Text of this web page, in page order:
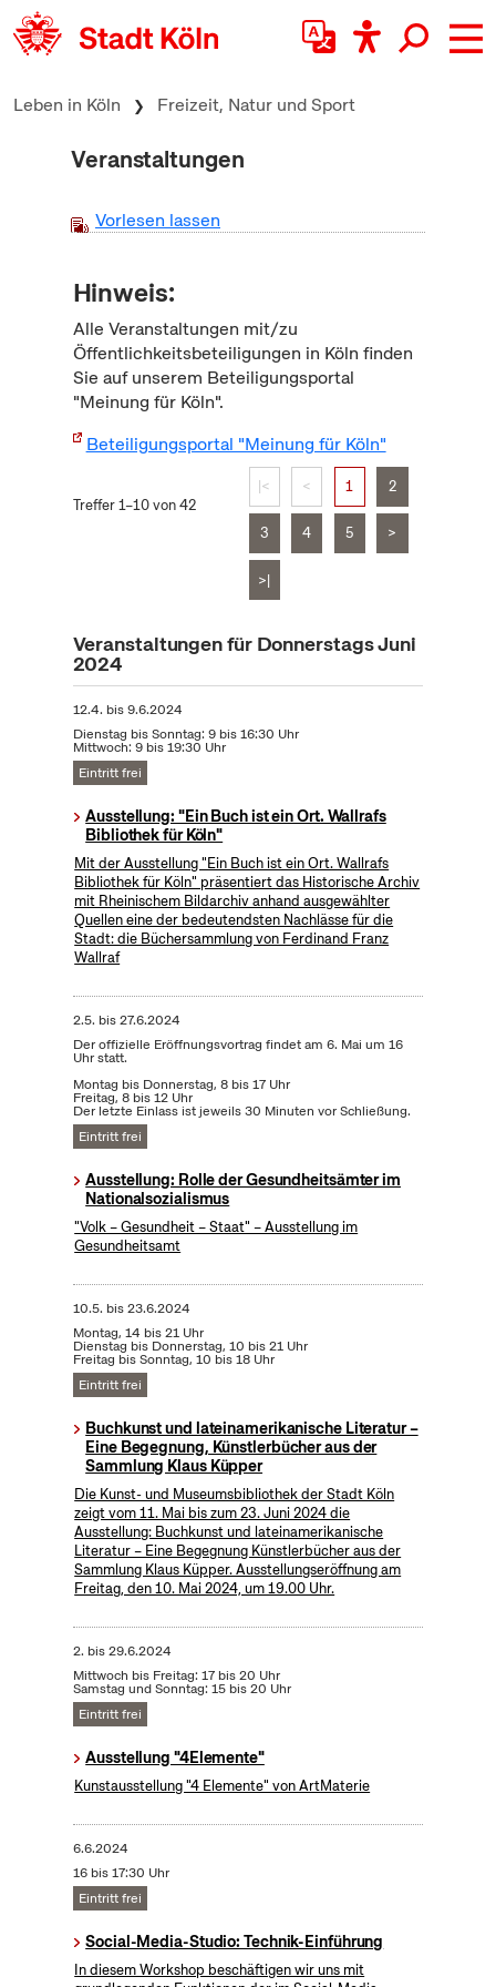
zum Inhalt springen
Leben in Köln Freizeit, Natur und Sport
Veranstaltungen
Vorlesen lassen
Hinweis:
Alle Veranstaltungen mit/zu
Öffentlichkeitsbeteiligungen in Köln finden
Sie auf unserem Beteiligungsportal
"Meinung für Köln".
Beteiligungsportal "Meinung für Köln"
Treffer 1–10 von 42
|< < 1 2
3 4 5 >
>|
Veranstaltungen für Donnerstags Juni
2024
12.4. bis9.6.2024
Dienstag bis Sonntag: 9 bis 16:30 Uhr
Mittwoch: 9 bis 19:30 Uhr
Eintritt frei
Ausstellung: "Ein Buch ist ein Ort. Wallrafs
Bibliothek für Köln"
Mit der Ausstellung "Ein Buch ist ein Ort. Wallrafs
Bibliothek für Köln" präsentiert das Historische Archiv
mit Rheinischem Bildarchiv anhand ausgewählter
Quellen eine der bedeutendsten Nachlässe für die
Stadt: die Büchersammlung von Ferdinand Franz
Wallraf
2.5. bis27.6.2024
Der offizielle Eröffnungsvortrag findet am 6. Mai um 16
Uhr statt.
Montag bis Donnerstag, 8 bis 17 Uhr
Freitag, 8 bis 12 Uhr
Der letzte Einlass ist jeweils 30 Minuten vor Schließung.
Eintritt frei
Ausstellung: Rolle der Gesundheitsämter im
Nationalsozialismus
"Volk – Gesundheit – Staat" – Ausstellung im
Gesundheitsamt
10.5. bis23.6.2024
Montag, 14 bis 21 Uhr
Dienstag bis Donnerstag, 10 bis 21 Uhr
Freitag bis Sonntag, 10 bis 18 Uhr
Eintritt frei
Buchkunst und lateinamerikanische Literatur –
Eine Begegnung, Künstlerbücher aus der
Sammlung Klaus Küpper
Die Kunst- und Museumsbibliothek der Stadt Köln
zeigt vom 11. Mai bis zum 23. Juni 2024 die
Ausstellung: Buchkunst und lateinamerikanische
Literatur – Eine Begegnung Künstlerbücher aus der
Sammlung Klaus Küpper. Ausstellungseröffnung am
Freitag, den 10. Mai 2024, um 19.00 Uhr.
2. bis29.6.2024
Mittwoch bis Freitag: 17 bis 20 Uhr
Samstag und Sonntag: 15 bis 20 Uhr
Eintritt frei
Ausstellung "4Elemente"
Kunstausstellung "4 Elemente" von ArtMaterie
6.6.2024
16 bis 17:30 Uhr
Eintritt frei
Social-Media-Studio: Technik-Einführung
In diesem Workshop beschäftigen wir uns mit